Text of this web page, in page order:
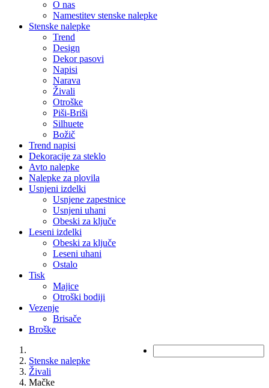
O nas
Namestitev stenske nalepke
Stenske nalepke
Trend
Design
Dekor pasovi
Napisi
Narava
Živali
Otroške
Piši-Briši
Silhuete
Božič
Trend napisi
Dekoracije za steklo
Avto nalepke
Nalepke za plovila
Usnjeni izdelki
Usnjene zapestnice
Usnjeni uhani
Obeski za ključe
Leseni izdelki
Obeski za ključe
Leseni uhani
Ostalo
Tisk
Majice
Otroški bodiji
Vezenje
Brisače
Broške
Stenske nalepke
Živali
Mačke